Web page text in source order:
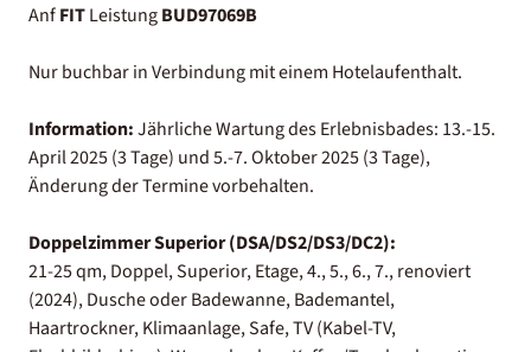
AnfFITLeistungBUD97069B
Nur buchbar in Verbindung mit einem Hotelaufenthalt.
Information:Jährliche Wartung des Erlebnisbades: 13.-15.
April 2025 (3 Tage) und 5.-7. Oktober 2025 (3 Tage),
Änderung der Termine vorbehalten.
Doppelzimmer Superior (DSA/DS2/DS3/DC2):
21-25 qm, Doppel, Superior, Etage, 4., 5., 6., 7., renoviert
(2024), Dusche oder Badewanne, Bademantel,
Haartrockner, Klimaanlage, Safe, TV (Kabel-TV,